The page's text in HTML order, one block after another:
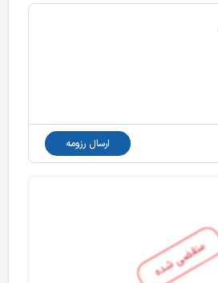
ارسال رزومه
منقضی شده